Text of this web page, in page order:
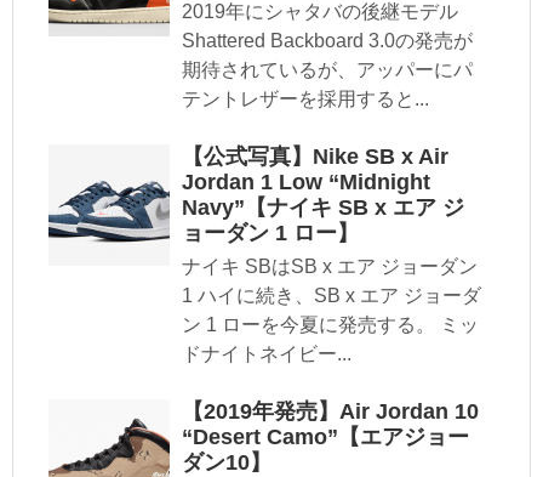
2019年にシャタバの後継モデル
Shattered Backboard 3.0の発売が
期待されているが、アッパーにパ
テントレザーを採用すると...
【公式写真】Nike SB x Air
Jordan 1 Low “Midnight
Navy”【ナイキ SB x エア ジ
ョーダン 1 ロー】
ナイキ SBはSB x エア ジョーダン
1 ハイに続き、SB x エア ジョーダ
ン 1 ローを今夏に発売する。 ミッ
ドナイトネイビー...
【2019年発売】Air Jordan 10
“Desert Camo”【エアジョー
ダン10】